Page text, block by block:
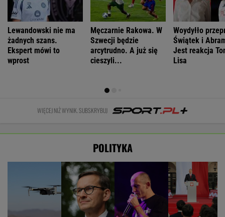
Lewandowski nie ma
żadnych szans.
Ekspert mówi to
wprost
Męczarnie Rakowa. W
Szwecji będzie
arcytrudno. A już się
cieszyli...
Woydyłło
Świątek i
Jest reakcja
Lisa
WIĘCEJ NIŻ WYNIK. SUBSKRYBUJ
POLITYKA